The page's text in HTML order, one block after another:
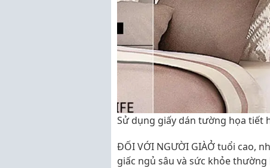
Sử dụng giấy dán tường họa tiết
ĐỐI VỚI NGƯỜI GIÀỞ tuổi cao,
giấc ngủ sâu và sức khỏe